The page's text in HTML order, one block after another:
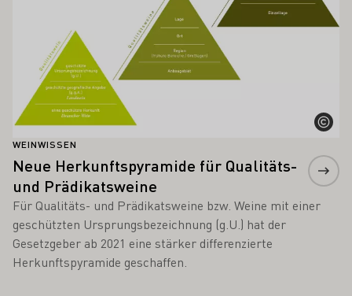
WEINWISSEN
Neue Herkunftspyramide für Qualitäts-
und Prädikatsweine
Für Qualitäts- und Prädikatsweine bzw. Weine mit einer
geschützten Ursprungsbezeichnung (g.U.) hat der
Gesetzgeber ab 2021 eine stärker differenzierte
Herkunftspyramide geschaffen.